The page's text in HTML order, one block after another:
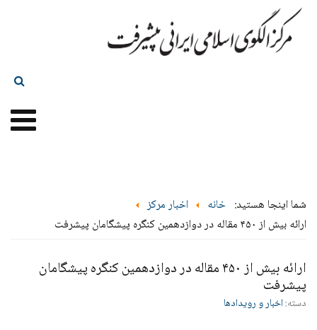
شما اینجا هستید: خانه
اخبار مرکز
ارائه بیش از ۴۵۰ مقاله در دوازدهمین کنگره پیشگامان پیشرفت
ارائه بیش از ۴۵۰ مقاله در دوازدهمین کنگره پیشگامان
پیشرفت
دسته:اخبار و رویدادها